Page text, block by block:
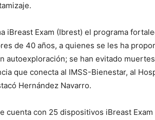
iBreast Exam (Ibrest) el programa
de 40 años, a quienes se les ha
autoexploración; se han evitado
que conecta al IMSS-Bienestar, al
Hernández Navarro.
cuenta con 25 dispositivos iBreast